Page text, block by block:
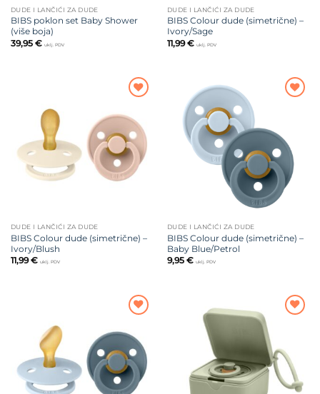
DUDE I LANČIĆI ZA DUDE
BIBS poklon set Baby Shower
(više boja)
39,95 € uklj. PDV
DUDE I LANČIĆI ZA DUDE
BIBS Colour dude (simetrične) –
Ivory/Sage
11,99€ uklj. PDV
na listu
želja
DUDE I LANČIĆI ZA DUDE
BIBS Colour dude (simetrične) –
Ivory/Blush
11,99€ uklj. PDV
DUDE I LANČIĆI ZA DUDE
BIBS Colour dude (simetrične) –
Baby Blue/Petrol
9,95 € uklj. PDV
na listu
želja